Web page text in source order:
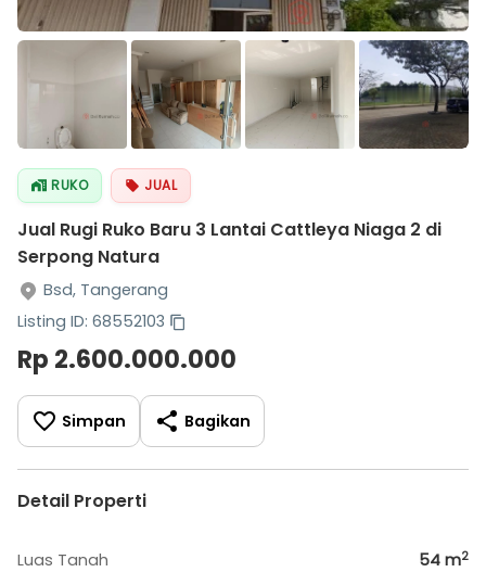
RUKO JUAL
Jual Rugi Ruko Baru 3 Lantai Cattleya Niaga 2 di
Serpong Natura
Bsd, Tangerang
Listing ID: 68552103
Rp 2.600.000.000
Simpan Bagikan
Detail Properti
Luas Tanah 54 m2